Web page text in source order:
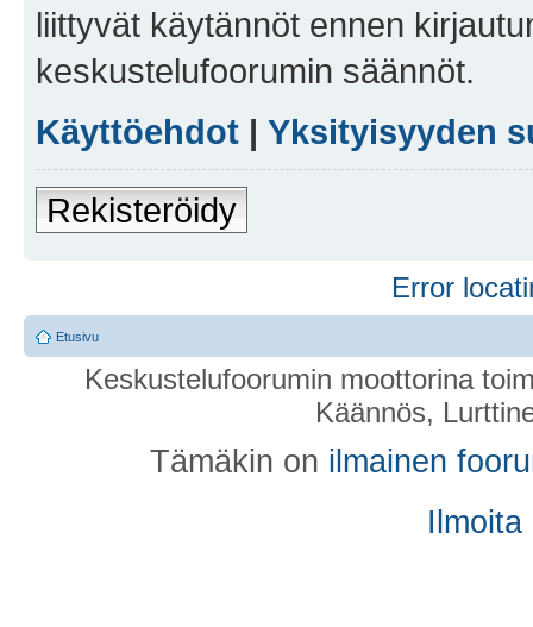
liittyvät käytännöt ennen
keskustelufoorumin säännöt.
Käyttöehdot | Yksityisyyden
Rekisteröidy
Error
Etusivu
Keskustelufoorumin moottorina
Käännös,
Tämäkin on ilmainen